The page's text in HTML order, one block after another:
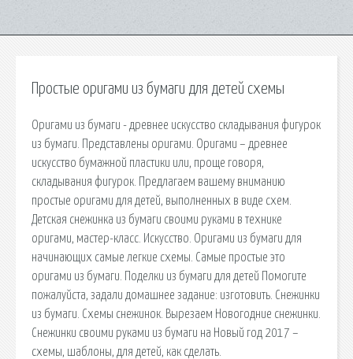
Простые оригами из бумаги для детей схемы
Оригами из бумаги - древнее искусство складывания фигурок
из бумаги. Представлены оригами. Оригами – древнее
искусство бумажной пластики или, проще говоря,
складывания фигурок. Предлагаем вашему вниманию
простые оригами для детей, выполненных в виде схем.
Детская снежинка из бумаги своими руками в технике
оригами, мастер-класс. Искусство. Оригами из бумаги для
начинающих самые легкие схемы. Самые простые это
оригами из бумаги. Поделки из бумаги для детей Помогите
пожалуйста, задали домашнее задание: изготовить. Снежинки
из бумаги. Схемы снежинок. Вырезаем Новогодние снежинки.
Снежинки своими руками из бумаги на Новый год 2017 –
схемы, шаблоны, для детей, как сделать.